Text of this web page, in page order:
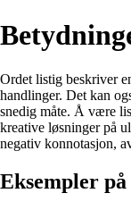
Ordet listig beskriver
handlinger. Det kan
snedig måte. Å være
kreative løsninger på
negativ konnotasjon,
Eksempler